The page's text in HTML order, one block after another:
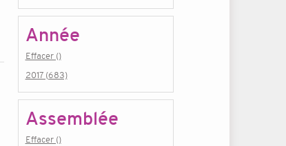
Année
Effacer ()
2017 (683)
Assemblée
Effacer ()